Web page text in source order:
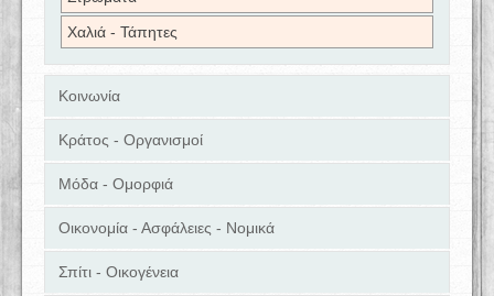
Χαλιά - Τάπητες
Κοινωνία
Κράτος - Οργανισμοί
Μόδα - Ομορφιά
Οικονομία - Ασφάλειες - Νομικά
Σπίτι - Οικογένεια